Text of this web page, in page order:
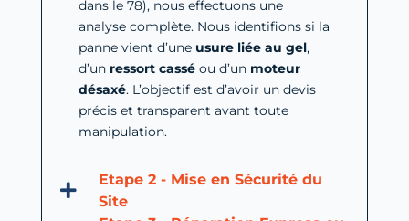
dans le 78), nous effectuons une
analyse complète. Nous identifions si la
panne vient d’une usure liée au gel,
d’un ressort casséou d’un moteur
désaxé. L’objectif est d’avoir un devis
précis et transparent avant toute
manipulation.
Etape 2 - Mise en Sécurité du
Site